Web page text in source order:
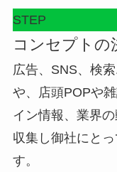
STEP
コンセプトの
広告、SNS、検
や、店頭POPや
イン情報、業界
収集し御社にと
す。